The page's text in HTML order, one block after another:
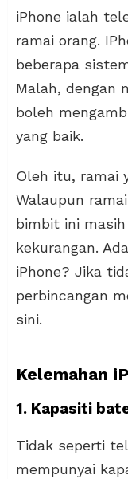
iPhone ialah
ramai orang.
beberapa
Malah, dengan
boleh
yang baik.
Oleh itu, ramai
Walaupun
bimbit ini
kekurangan.
iPhone? Jika
perbincangan
sini.
Kelemahan
1. Kapasiti
Tidak seperti
mempunyai